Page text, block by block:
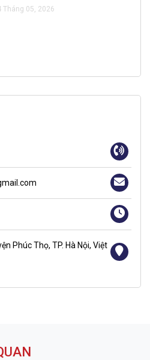
Tháng 05, 2026
Phúc Thọ, TP. Hà Nội, Việt